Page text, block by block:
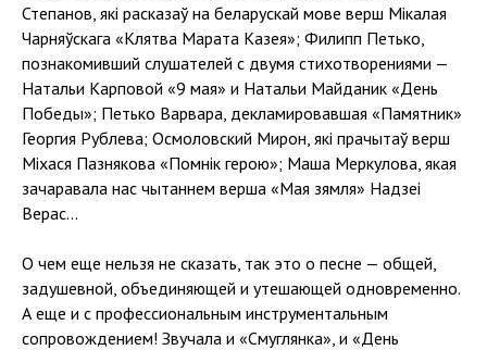
Степанов, які расказаў на беларускай мове верш Мікалая
Чарняўскага «Клятва Марата Казея»; Филипп Петько,
познакомивший слушателей с двумя стихотворениями —
Натальи Карповой «9 мая» и Натальи Майданик «День
Победы»; Петько Варвара, декламировавшая «Памятник»
Георгия Рублева; Осмоловский Мирон, які прачытаў верш
Miхася Пазнякова «Помнік герою»; Маша Меркулова, якая
зачаравала нас чытаннем верша «Мая зямля» Надзеі
Верас...
О чем еще нельзя не сказать, так это о песне — общей,
задушевной, объединяющей и утешающей одновременно.
А еще и с профессиональным инструментальным
сопровождением! Звучала и «Смуглянка», и «День